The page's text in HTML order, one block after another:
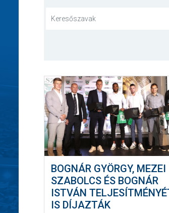
BOGNÁR GYÖRGY, MEZEI
SZABOLCS ÉS BOGNÁR
ISTVÁN
IS DÍJAZTÁK